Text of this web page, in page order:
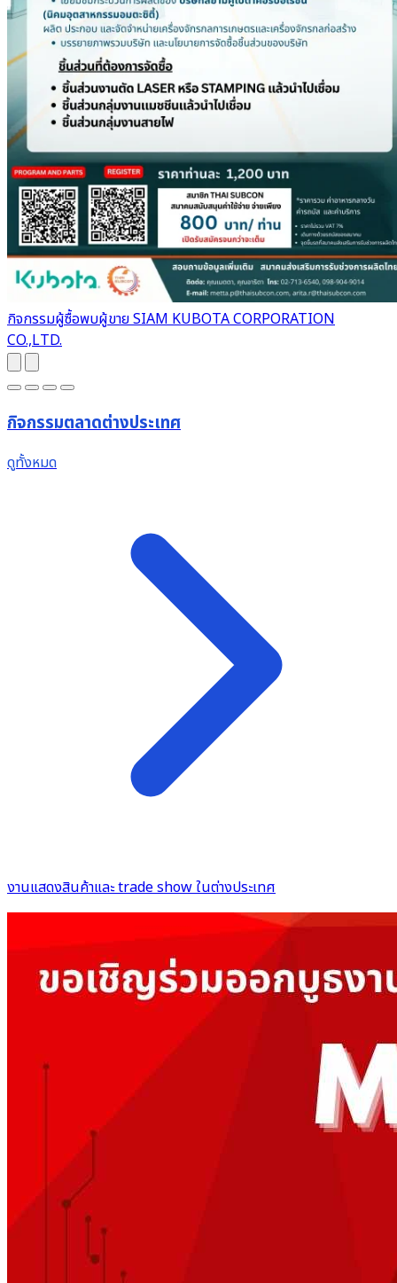
กิจกรรมผู้ซื้อพบผู้ขาย SIAM KUBOTA CORPORATION
CO.,LTD.
กิจกรรมตลาดต่างประเทศ
ดูทั้งหมด
งานแสดงสินค้าและ trade show ในต่างประเทศ